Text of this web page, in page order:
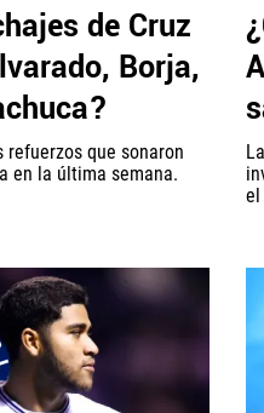
de Cruz
Borja,
que sonaron
en la última semana.
el